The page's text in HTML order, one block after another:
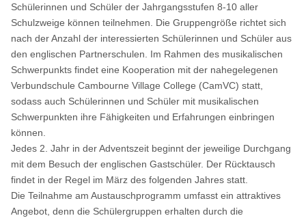
Schülerinnen und Schüler der Jahrgangsstufen 8-10 aller
Schulzweige können teilnehmen. Die Gruppengröße richtet sich
nach der Anzahl der interessierten Schülerinnen und Schüler aus
den englischen Partnerschulen. Im Rahmen des musikalischen
Schwerpunkts findet eine Kooperation mit der nahegelegenen
Verbundschule Cambourne Village College (CamVC) statt,
sodass auch Schülerinnen und Schüler mit musikalischen
Schwerpunkten ihre Fähigkeiten und Erfahrungen einbringen
können.
Jedes 2. Jahr in der Adventszeit beginnt der jeweilige Durchgang
mit dem Besuch der englischen Gastschüler. Der Rücktausch
findet in der Regel im März des folgenden Jahres statt.
Die Teilnahme am Austauschprogramm umfasst ein attraktives
Angebot, denn die Schülergruppen erhalten durch die